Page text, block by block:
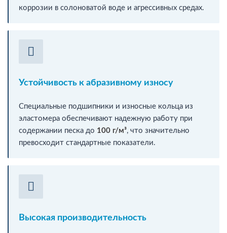
коррозии в солоноватой воде и агрессивных средах.
Устойчивость к абразивному износу
Специальные подшипники и износные кольца из
эластомера обеспечивают надежную работу при
содержании песка до 100 г/м³, что значительно
превосходит стандартные показатели.
Высокая производительность